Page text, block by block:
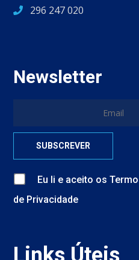
296 247 020
Newsletter
Eu li e aceito os
de Privacidade